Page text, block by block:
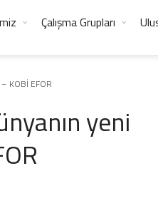
Çalışma Grupları
KOBİ EFOR
yeni